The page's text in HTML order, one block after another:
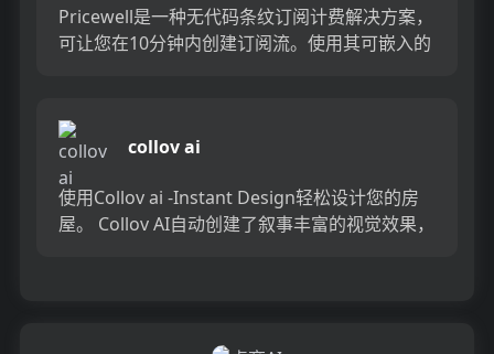
Pricewell是一种无代码条纹订阅计费解决方案，
可让您在10分钟内创建订阅流。使用其可嵌入的
collov ai
使用Collov ai -Instant Design轻松设计您的房
屋。 Collov AI自动创建了叙事丰富的视觉效果，